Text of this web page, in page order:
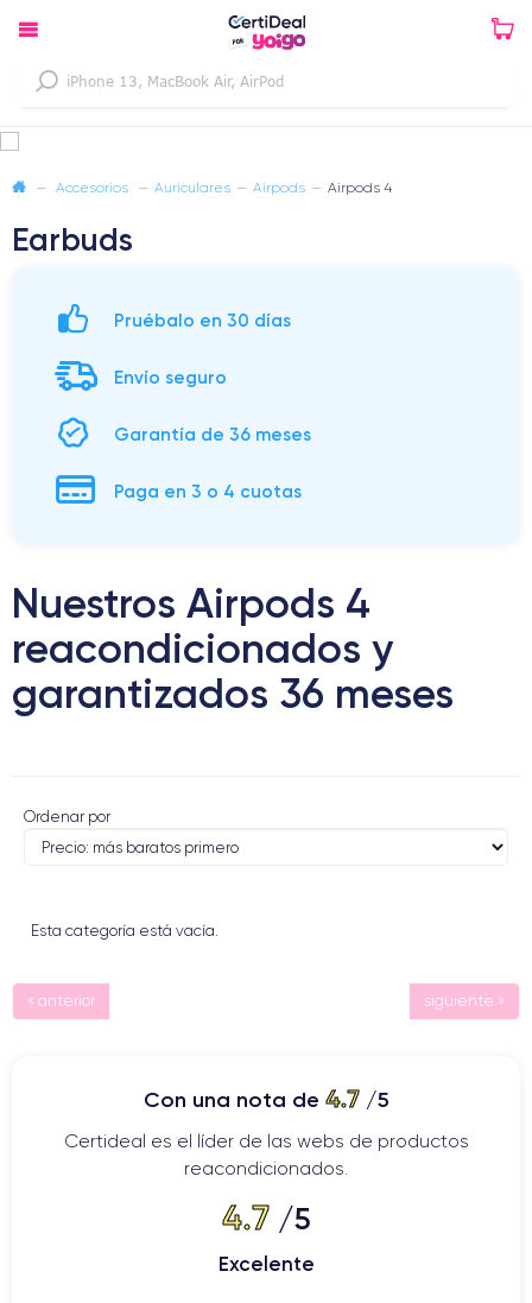
— Accesorios — Auriculares — Airpods — Airpods 4
Earbuds
Pruébalo en 30 días
Envío seguro
Garantía de 36 meses
Paga en 3 o 4 cuotas
Nuestros Airpods 4
reacondicionados y
garantizados 36 meses
Ordenar por
Esta categoría está vacía.
« anterior siguiente »
Con una nota de 4.7/5
Certideal es el líder de las webs de productos
reacondicionados.
4.7/5
Excelente